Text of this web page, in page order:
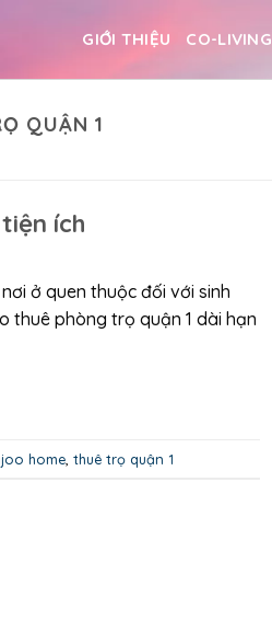
GIỚI THIỆU CO-LIVING
QUẬN 1
ích
ở quen thuộc đối với sinh
thuê phòng trọ quận 1 dài hạn
home thuê trọ quận 1